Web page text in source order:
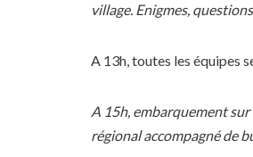
village. Enigmes,
A 13h, toutes les équipes
A 15h, embarquement
régional accompagné de